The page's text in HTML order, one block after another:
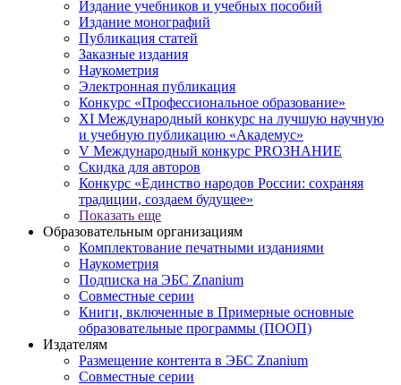
Издание учебников и учебных пособий
Издание монографий
Публикация статей
Заказные издания
Наукометрия
Электронная публикация
Конкурс «Профессиональное образование»
XI Международный конкурс на лучшую научную
и учебную публикацию «Академус»
V Международный конкурс PROЗНАНИЕ
Скидка для авторов
Конкурс «Единство народов России: сохраняя
традиции, создаем будущее»
Показать еще
Образовательным организациям
Комплектование печатными изданиями
Наукометрия
Подписка на ЭБС Znanium
Совместные серии
Книги, включенные в Примерные основные
образовательные программы (ПООП)
Издателям
Размещение контента в ЭБС Znanium
Совместные серии